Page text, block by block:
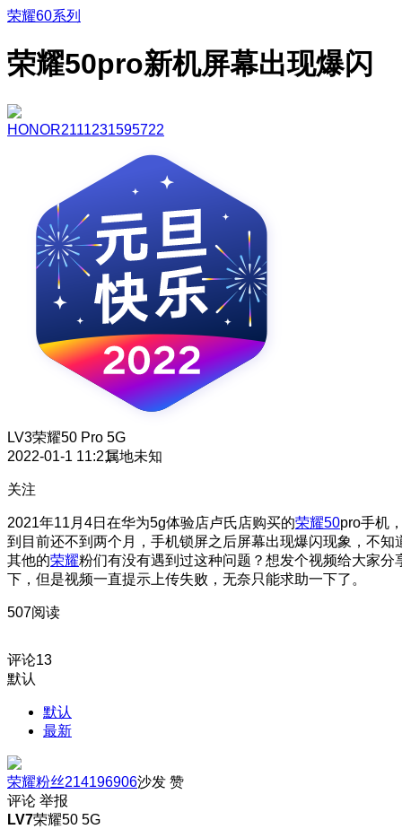
荣耀60系列
荣耀50pro新机屏幕出现爆闪
HONOR2111231595722
LV3荣耀50 Pro 5G
2022-01-1 11:21属地未知
关注
2021年11月4日在华为5g体验店卢氏店购买的荣耀50pro手机
到目前还不到两个月，手机锁屏之后屏幕出现爆闪现象，不知
其他的荣耀粉们有没有遇到过这种问题？想发个视频给大家分
下，但是视频一直提示上传失败，无奈只能求助一下了。
507阅读
评论13
默认
默认
最新
荣耀粉丝214196906沙发 赞
评论 举报
LV7荣耀50 5G